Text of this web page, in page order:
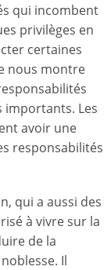
qui incombent
privilèges en
certaines
nous montre
importants. Les
avoir une
responsabilités
qui a aussi des
à vivre sur la
de la
Il